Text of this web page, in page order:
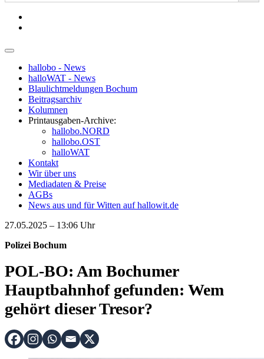
hallobo - News
halloWAT - News
Blaulichtmeldungen Bochum
Beitragsarchiv
Kolumnen
Printausgaben-Archive:
hallobo.NORD
hallobo.OST
halloWAT
Kontakt
Wir über uns
Mediadaten & Preise
AGBs
News aus und für Witten auf hallowit.de
27.05.2025 – 13:06 Uhr
Polizei Bochum
POL-BO: Am Bochumer
Hauptbahnhof gefunden: Wem
gehört dieser Tresor?